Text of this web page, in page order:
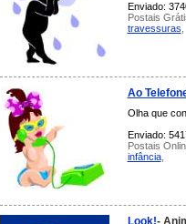
Enviado:
Postais
travessuras
Ao
Olha que
Enviado:
Postais
infância,
Look!-